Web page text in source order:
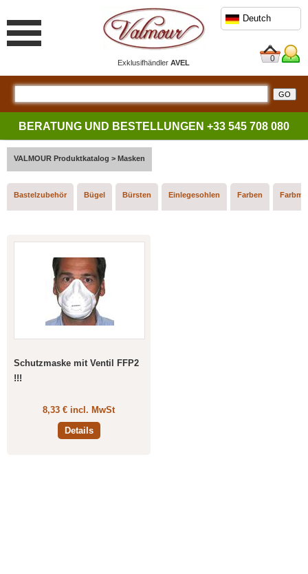
ExklusifhändlerAVEL
Deutch
0
BERATUNG UND BESTELLUNGEN +33 545 708 080
VALMOUR Produktkatalog > Masken
Bastelzubehör Bügel Bürsten Einlegesohlen Farben
Schutzmaske mit Ventil FFP2
!!!
8,33 € incl. MwSt
Details